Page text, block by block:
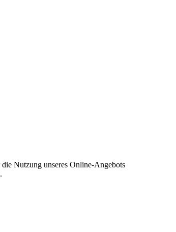
Nutzung unseres Online-Angebots